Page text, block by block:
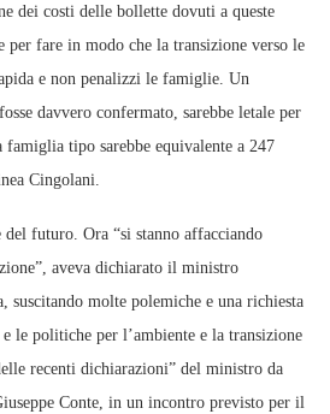
dei costi delle bollette dovuti a queste
per fare in modo che la transizione verso le
e non penalizzi le famiglie. Un
davvero confermato, sarebbe letale per
tipo sarebbe equivalente a 247
Cingolani.
futuro. Ora “si stanno affacciando
aveva dichiarato il ministro
suscitando molte polemiche e una richiesta
le politiche per l’ambiente e la transizione
recenti dichiarazioni” del ministro da
Conte, in un incontro previsto per il